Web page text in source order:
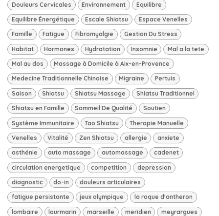
Douleurs Cervicales Environnement Equilibre
Equilibre Énergétique Escale Shiatsu Espace Venelles
Famille Fatigue Fibromyalgie Gestion Du Stress
Habitat Hormones Hydratation Insomnie Mal a la tete
Mal au dos Massage à Domicile à Aix-en-Provence
Medecine Traditionnelle Chinoise Migraine Pertuis
Saison Shiatsu Shiatsu Massage Shiatsu Traditionnel
Shiatsu en Famille Sommeil De Qualité Soutien
Système Immunitaire Tao Shiatsu Therapie Manuelle
Venelles Vitalité Zen Shiatsu allergie anxiete
asthénie auto massage automassage cadenet
circulation energetique competition depression
diagnostic do-in douleurs articulaires
fatigue persistante jeux olympique la roque d'antheron
lombaire lourmarin marseille meridien meyrargues